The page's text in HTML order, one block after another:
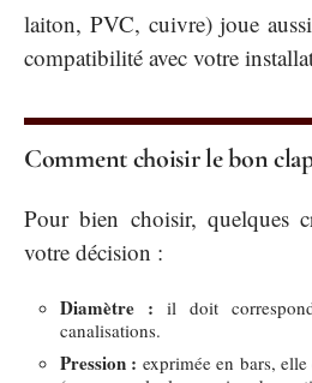
laiton, PVC, cuivre) joue
compatibilité avec votre
Comment choisir le bon
Pour bien choisir, quelques
votre décision :
Diamètre : il doit
canalisations.
Pression : exprimée en bars,